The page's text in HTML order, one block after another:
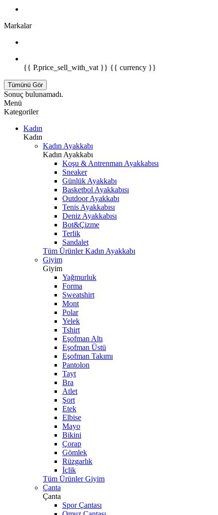
Markalar
{{ P.price_sell_with_vat }} {{ currency }}
Tümünü Gör
Sonuç bulunamadı.
Menü
Kategoriler
Kadın
Kadın
Kadın Ayakkabı
Kadın Ayakkabı
Koşu & Antrenman Ayakkabısı
Sneaker
Günlük Ayakkabı
Basketbol Ayakkabısı
Outdoor Ayakkabı
Tenis Ayakkabısı
Deniz Ayakkabısı
Bot&Çizme
Terlik
Sandalet
Tüm Ürünler Kadın Ayakkabı
Giyim
Giyim
Yağmurluk
Forma
Sweatshirt
Mont
Polar
Yelek
Tshirt
Eşofman Altı
Eşofman Üstü
Eşofman Takımı
Pantolon
Tayt
Bra
Atlet
Şort
Etek
Elbise
Mayo
Bikini
Çorap
Gömlek
Rüzgarlık
İçlik
Tüm Ürünler Giyim
Çanta
Çanta
Spor Çantası